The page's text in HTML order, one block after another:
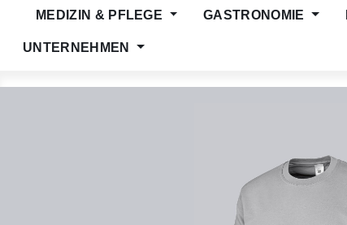
MEDIZIN & PFLEGE GASTRONOMIE
UNTERNEHMEN